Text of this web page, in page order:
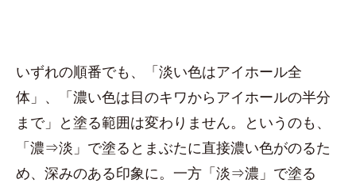
いずれの順番でも、「淡い色はアイホール全
体」、「濃い色は目のキワからアイホールの半分
まで」と塗る範囲は変わりません。というのも、
「濃⇒淡」で塗るとまぶたに直接濃い色がのるた
め、深みのある印象に。一方「淡⇒濃」で塗る